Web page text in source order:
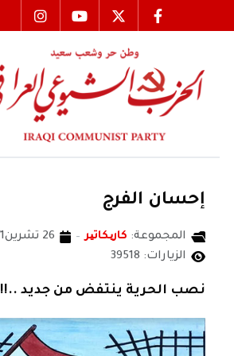
إحسان الفرج
المجموعة: كاریكاتیر
26 تشرين1/أكتوير 2019
الزيارات: 39518
نصب الحرية ينتفض من جديد ..!!